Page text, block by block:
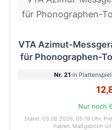
VTA Azimut-
für Phonographen-
Nr. 21 in
Nur noch
Stand: 03.08.2026, 05:19 Uhr.
haben. Maßgeblich ist